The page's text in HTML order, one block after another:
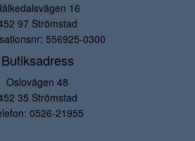
16
97 Strömstad
556925-0300
Butiksadress
Oslovägen 48
35 Strömstad
0526-21955